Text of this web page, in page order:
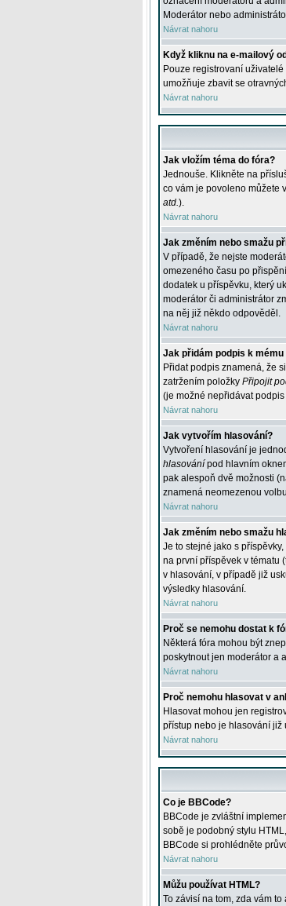
Moderátor nebo
Návrat nahoru
Když kliknu na e-mailový
Pouze registrovaní
umožňuje zbavit se
Návrat nahoru
Jak vložím téma do fóra?
Jednouše. Klikněte na
co vám je povoleno můžete
atd.).
Návrat nahoru
Jak změním nebo smažu
V případě, že nejste
omezeného času po
dodatek u příspěvku, který
moderátor či administrátor
na něj již někdo odpověděl.
Návrat nahoru
Jak přidám podpis k
Přidat podpis znamená, že
zatržením položky Připojit
(je možné nepřidávat
Návrat nahoru
Jak vytvořím hlasování?
Vytvoření hlasování je
hlasování pod hlavním
pak alespoň dvě možnosti
znamená neomezenou
Návrat nahoru
Jak změním nebo smažu
Je to stejné jako s
na první příspěvek v tématu
v hlasování, v případě již
výsledky hlasování.
Návrat nahoru
Proč se nemohu dostat k
Některá fóra mohou být
poskytnout jen moderátor a
Návrat nahoru
Proč nemohu hlasovat v
Hlasovat mohou jen
přístup nebo je hlasování již
Návrat nahoru
Co je BBCode?
BBCode je zvláštní
sobě je podobný stylu
BBCode si prohlédněte
Návrat nahoru
Můžu používat HTML?
To závisí na tom, zda vám